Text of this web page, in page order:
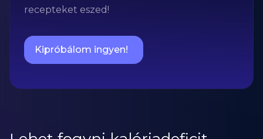
recepteket eszed!
Kipróbálom ingyen!